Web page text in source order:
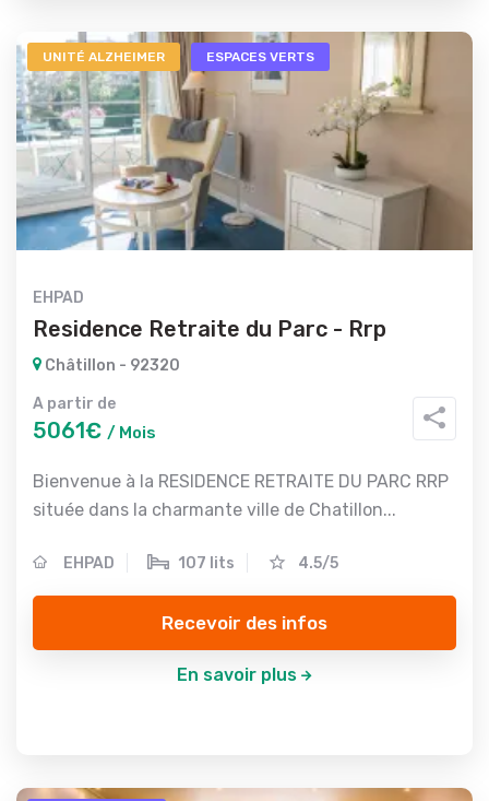
UNITÉ ALZHEIMER ESPACES VERTS
EHPAD
Residence Retraite du Parc - Rrp
Châtillon - 92320
A partir de
5061€ / Mois
Bienvenue à la RESIDENCE RETRAITE DU PARC RRP
située dans la charmante ville de Chatillon...
EHPAD 107 lits 4.5/5
Recevoir des infos
En savoir plus